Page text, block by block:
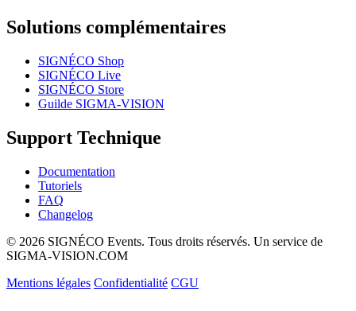
Solutions complémentaires
SIGNÉCO Shop
SIGNÉCO Live
SIGNÉCO Store
Guilde SIGMA-VISION
Support Technique
Documentation
Tutoriels
FAQ
Changelog
© 2026 SIGNÉCO Events. Tous droits réservés. Un service de
SIGMA-VISION.COM
Mentions légales Confidentialité CGU